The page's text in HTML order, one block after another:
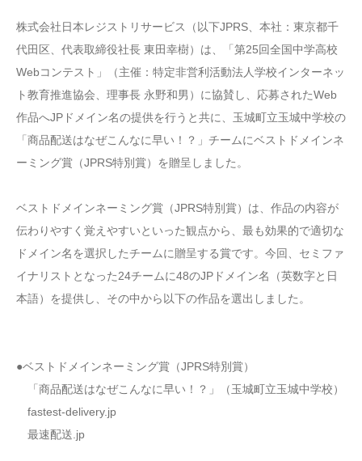
株式会社日本レジストリサービス（以下JPRS、本社：東京都千
代田区、代表取締役社長 東田幸樹）は、「第25回全国中学高校
Webコンテスト」（主催：特定非営利活動法人学校インターネッ
ト教育推進協会、理事長 永野和男）に協賛し、応募されたWeb
作品へJPドメイン名の提供を行うと共に、玉城町立玉城中学校の
「商品配送はなぜこんなに早い！？」チームにベストドメインネ
ーミング賞（JPRS特別賞）を贈呈しました。
ベストドメインネーミング賞（JPRS特別賞）は、作品の内容が
伝わりやすく覚えやすいといった観点から、最も効果的で適切な
ドメイン名を選択したチームに贈呈する賞です。今回、セミファ
イナリストとなった24チームに48のJPドメイン名（英数字と日
本語）を提供し、その中から以下の作品を選出しました。
●ベストドメインネーミング賞（JPRS特別賞）
「商品配送はなぜこんなに早い！？」（玉城町立玉城中学校）
fastest-delivery.jp
最速配送.jp